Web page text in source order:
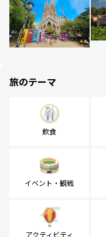
旅のテーマ
飲食
イベント・観戦
アクティビティ